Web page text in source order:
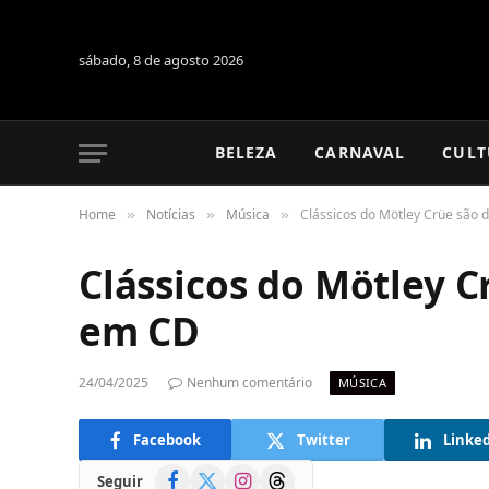
sábado, 8 de agosto 2026
BELEZA CARNAVAL
Home » Notícias » Música » Clássicos do Mötley Crüe são
Clássicos do Mötley
em CD
24/04/2025 Nenhum comentário MÚSICA
Facebook Twitter
Seguir Facebook InstagramThreads